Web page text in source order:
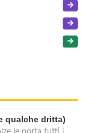
qualche dritta)